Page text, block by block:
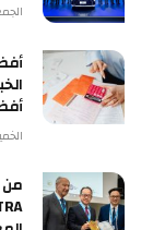
الجمعة 17
الخميس 16
من